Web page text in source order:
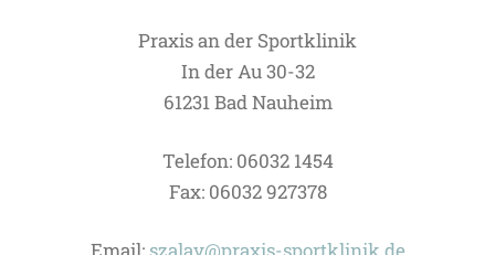
Praxis an der Sportklinik
In der Au 30-32
61231 Bad Nauheim
Telefon: 06032 1454
Fax: 06032 927378